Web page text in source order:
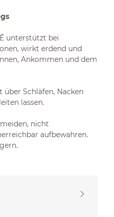
unterstützt bei
wirkt erdend und
Ankommen und dem
Schläfen, Nacken
lassen.
nicht
aufbewahren.